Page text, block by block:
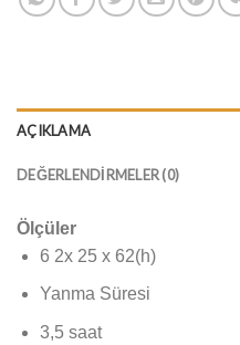
AÇIKLAMA
DEĞERLENDIRMELER (0)
Ölçüler
6 2x 25 x 62(h)
Yanma Süresi
3,5 saat